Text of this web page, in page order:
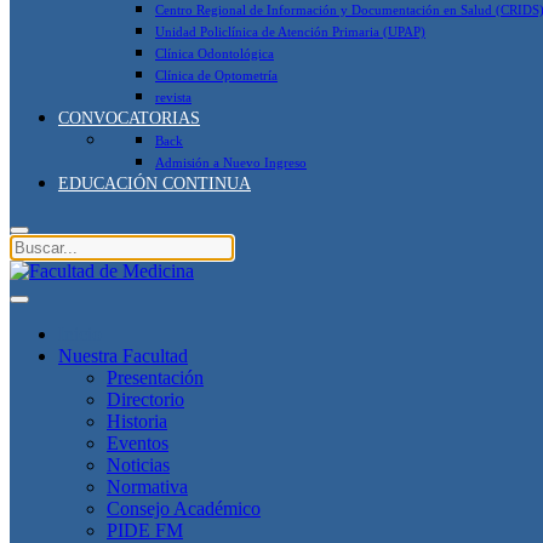
Centro Regional de Información y Documentación en Salud (CRIDS)
Unidad Policlínica de Atención Primaria (UPAP)
Clínica Odontológica
Clínica de Optometría
revista
CONVOCATORIAS
Back
Admisión a Nuevo Ingreso
EDUCACIÓN CONTINUA
Nuestra Facultad
Presentación
Directorio
Historia
Eventos
Noticias
Normativa
Consejo Académico
PIDE FM